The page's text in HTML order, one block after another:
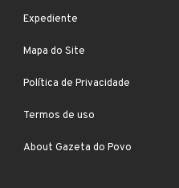
Expediente
Mapa do Site
Política de Privacidade
Termos de uso
About Gazeta do Povo